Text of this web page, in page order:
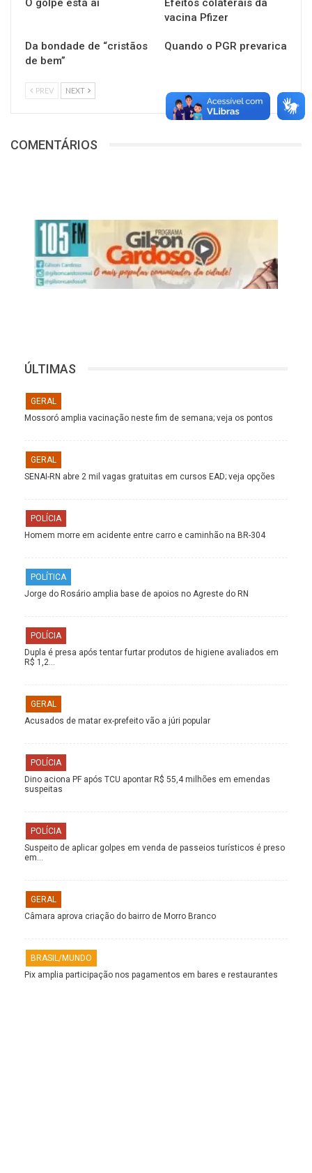
O golpe está aí
Efeitos colaterais da
vacina Pfizer
Da bondade de “cristãos
de bem”
Quando o PGR prevarica
PREV NEXT
COMENTÁRIOS
ÚLTIMAS
GERAL
Mossoró amplia vacinação neste fim de semana; veja os pontos
GERAL
SENAI-RN abre 2 mil vagas gratuitas em cursos EAD; veja opções
POLÍCIA
Homem morre em acidente entre carro e caminhão na BR-304
POLÍTICA
Jorge do Rosário amplia base de apoios no Agreste do RN
POLÍCIA
Dupla é presa após tentar furtar produtos de higiene avaliados em
R$ 1,2…
GERAL
Acusados de matar ex-prefeito vão a júri popular
POLÍCIA
Dino aciona PF após TCU apontar R$ 55,4 milhões em emendas
suspeitas
POLÍCIA
Suspeito de aplicar golpes em venda de passeios turísticos é preso
em…
GERAL
Câmara aprova criação do bairro de Morro Branco
BRASIL/MUNDO
Pix amplia participação nos pagamentos em bares e restaurantes